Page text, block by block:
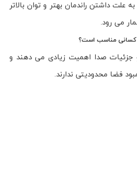
علت داشتن راندمان بهتر و توان بالاتر
می رود.
کسانی مناسب است؟
صدا اهمیت زیادی می دهند و
فضا محدودیتی ندارند.